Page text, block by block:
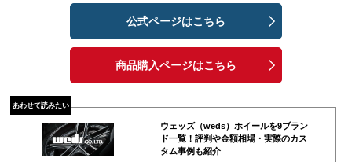
公式ページはこちら
商品購入ページはこちら
あわせて読みたい
ウェッズ（weds）ホイールを9ブラン
ド一覧！評判や金額相場・実際のカス
タム事例も紹介